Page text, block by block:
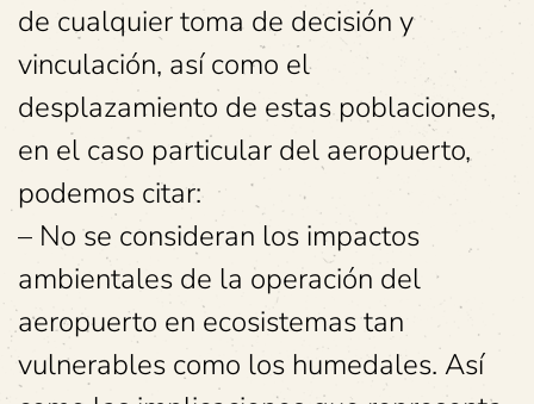
de cualquier toma de decisión y
vinculación, así como el
desplazamiento de estas poblaciones,
en el caso particular del aeropuerto,
podemos citar:
– No se consideran los impactos
ambientales de la operación del
aeropuerto en ecosistemas tan
vulnerables como los humedales. Así